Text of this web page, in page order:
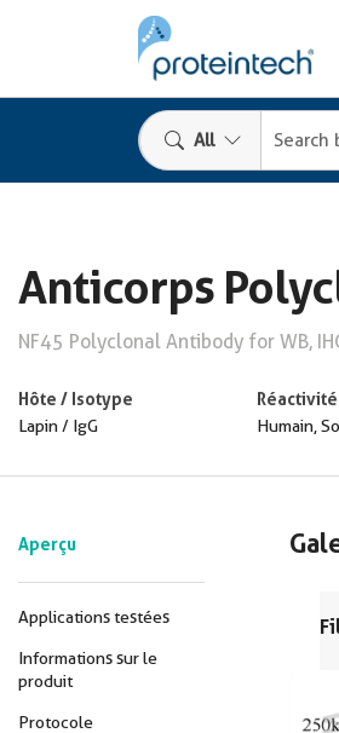
All
Anticorps
NF45 Polyclonal Antibody for WB,
Hôte / Isotype
Lapin / IgG Humain,
Aperçu
Applications testées
Informations sur le
produit
Protocole